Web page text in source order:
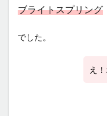
1.4
ブライトスプリング
でした。
え